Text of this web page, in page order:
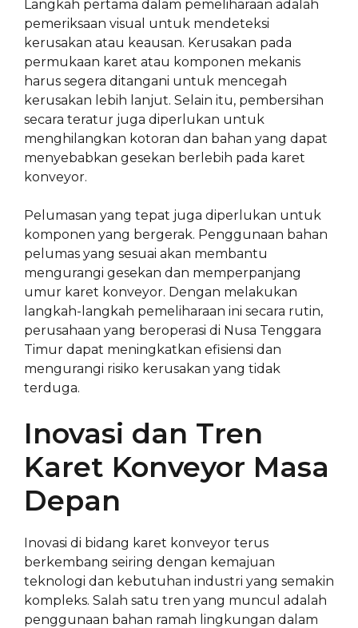
Langkah pertama dalam pemeliharaan adalah
pemeriksaan visual untuk mendeteksi
kerusakan atau keausan. Kerusakan pada
permukaan karet atau komponen mekanis
harus segera ditangani untuk mencegah
kerusakan lebih lanjut. Selain itu, pembersihan
secara teratur juga diperlukan untuk
menghilangkan kotoran dan bahan yang dapat
menyebabkan gesekan berlebih pada karet
konveyor.
Pelumasan yang tepat juga diperlukan untuk
komponen yang bergerak. Penggunaan bahan
pelumas yang sesuai akan membantu
mengurangi gesekan dan memperpanjang
umur karet konveyor. Dengan melakukan
langkah-langkah pemeliharaan ini secara rutin,
perusahaan yang beroperasi di Nusa Tenggara
Timur dapat meningkatkan efisiensi dan
mengurangi risiko kerusakan yang tidak
terduga.
Inovasi dan Tren
Karet Konveyor Masa
Depan
Inovasi di bidang karet konveyor terus
berkembang seiring dengan kemajuan
teknologi dan kebutuhan industri yang semakin
kompleks. Salah satu tren yang muncul adalah
penggunaan bahan ramah lingkungan dalam